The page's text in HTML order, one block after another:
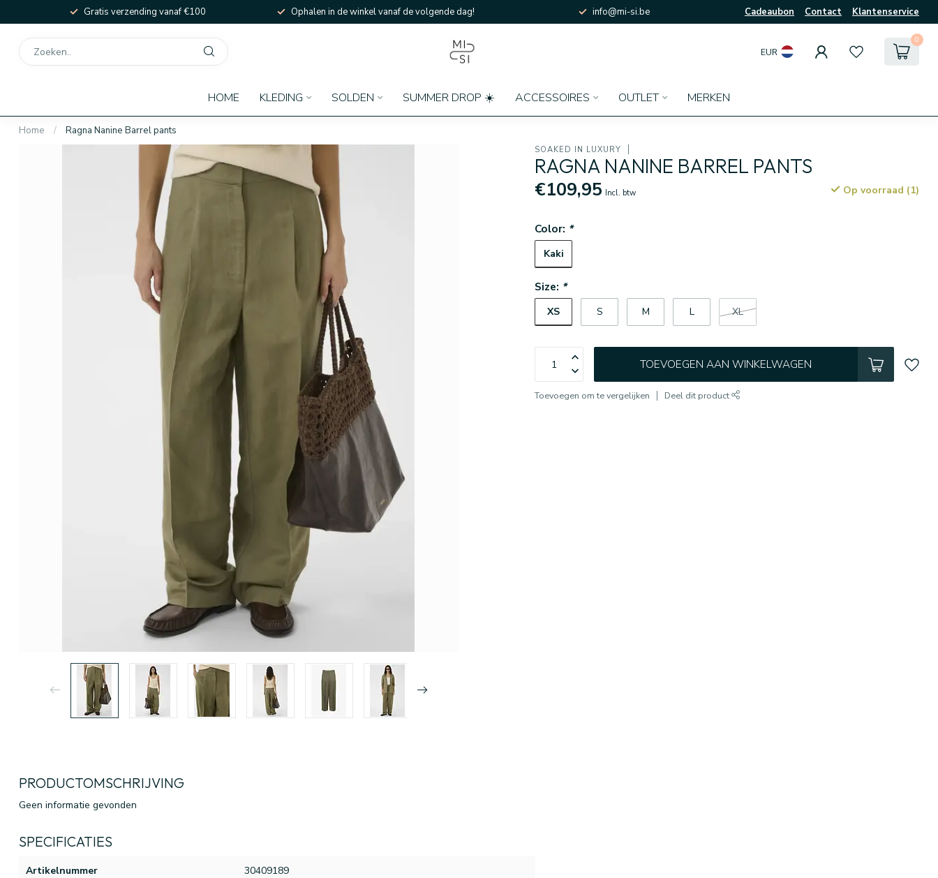
Gratis verzending vanaf €100 Ophalen in de winkel vanaf de volgende dag! info@mi-si.be Cadeaubon Contact Klantenservice
EUR
0
HOME KLEDING SOLDEN SUMMER DROP ☀️ ACCESSOIRES OUTLET MERKEN
Home / Ragna Nanine Barrel pants
SOAKED IN LUXURY
RAGNA NANINE BARREL PANTS
€109,95 Incl. btw Op voorraad (1)
Color: *
Kaki
Size: *
XS S M L XL
TOEVOEGEN AAN WINKELWAGEN
Toevoegen om te vergelijken Deel dit product
PRODUCTOMSCHRIJVING
Geen informatie gevonden
SPECIFICATIES
Artikelnummer 30409189